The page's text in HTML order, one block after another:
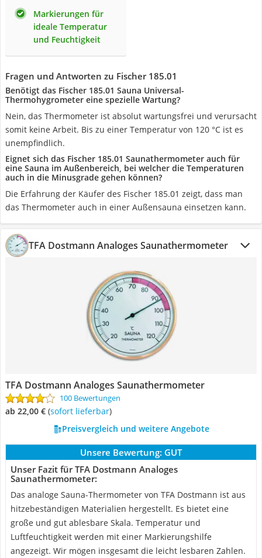
Markierungen für
ideale Temperatur
und Feuchtigkeit
Fragen und Antworten zu Fischer 185.01
Benötigt das Fischer 185.01 Sauna Universal-
Thermohygrometer eine spezielle Wartung?
Nein, das Thermometer ist absolut wartungsfrei und verursacht
somit keine Arbeit. Bis zu einer Temperatur von 120 °C ist es
unempfindlich.
Eignet sich das Fischer 185.01 Saunathermometer auch für
eine Sauna im Außenbereich, bei welcher die Temperaturen
auch in die Minusgrade gehen können?
Die Erfahrung der Käufer des Fischer 185.01 zeigt, dass man
das Thermometer auch in einer Außensauna einsetzen kann.
TFA Dostmann Analoges Saunathermometer
TFA Dostmann Analoges Saunathermometer
100 Bewertungen
ab 22,00 € ( Sofort lieferbar)
Preisvergleich und weitere Angebote
Unsere Bewertung: GUT
Unser Fazit für TFA Dostmann Analoges
Saunathermometer:
Das analoge Sauna-Thermometer von TFA Dostmann ist aus
hitzebeständigen Materialien hergestellt. Es bietet eine
große und gut ablesbare Skala. Temperatur und
Luftfeuchtigkeit werden mit einer Markierungshilfe
angezeigt. Wir mögen insgesamt die leicht lesbaren Zahlen.